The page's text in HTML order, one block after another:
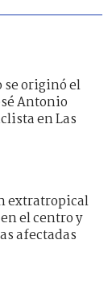
se originó el
Antonio
en Las
extratropical
el centro y
afectadas